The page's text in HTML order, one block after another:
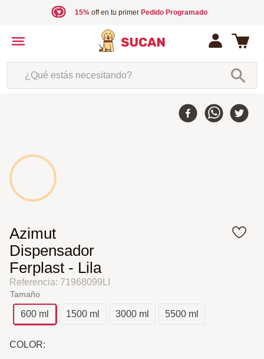
15%off en tu primer Pedido Programado
¿Qué estás necesitando?
Azimut
Dispensador
Ferplast - Lila
Referencia: 71968099LI
Tamaño
600 ml 1500 ml 3000 ml 5500 ml
COLOR: